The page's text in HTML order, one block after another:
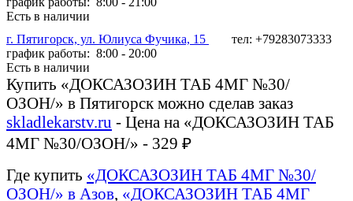
Есть в наличии
г. Пятигорск, ул. Юлиуса Фучика, 15
тел: +79283073333
график работы: 8:00 - 20:00
Есть в наличии
Купить «ДОКСАЗОЗИН ТАБ 4МГ №30/
ОЗОН/» в Пятигорск можно сделав заказ
skladlekarstv.ru - Цена на «ДОКСАЗОЗИН ТАБ
4МГ №30/ОЗОН/» - 329 ₽
Где купить «ДОКСАЗОЗИН ТАБ 4МГ №30/
ОЗОН/» в Азов, «ДОКСАЗОЗИН ТАБ 4МГ